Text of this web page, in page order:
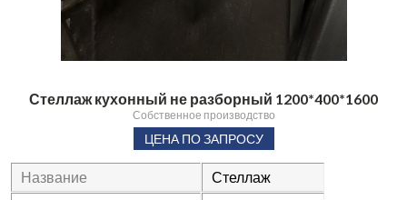
Стеллаж кухонный не разборный 1200*400*1600
Собственное производство
ЦЕНА ПО ЗАПРОСУ
Название
Стеллаж